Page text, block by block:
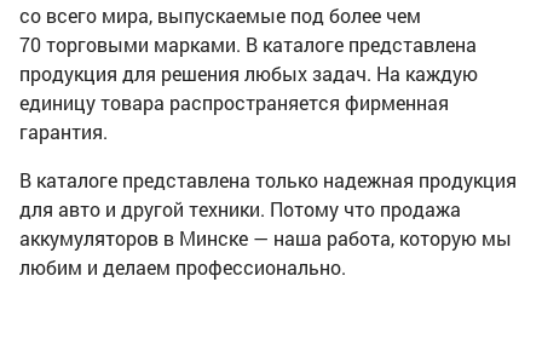
со всего мира, выпускаемые под более чем
70 торговыми марками. В каталоге представлена
продукция для решения любых задач. На каждую
единицу товара распространяется фирменная
гарантия.
В каталоге представлена только надежная продукция
для авто и другой техники. Потому что продажа
аккумуляторов в Минске — наша работа, которую мы
любим и делаем профессионально.